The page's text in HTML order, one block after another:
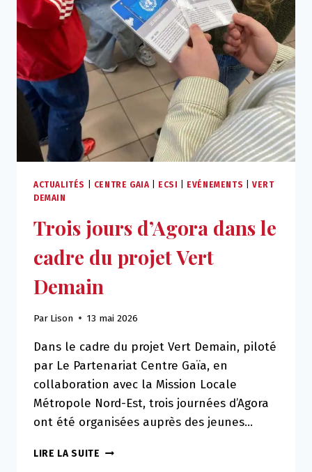
ACTUALITÉS CENTRE GAIA ECSI EVÉNEMENTS |VERT
DEMAIN
Trois jours d’Agora dans le
cadre du projet Vert
Demain
Par Lison 13 mai 2026
Dans le cadre du projet Vert Demain, piloté
par Le Partenariat Centre Gaïa, en
collaboration avec la Mission Locale
Métropole Nord-Est, trois journées d’Agora
ont été organisées auprès des jeunes…
LIRE LA SUITE TROIS